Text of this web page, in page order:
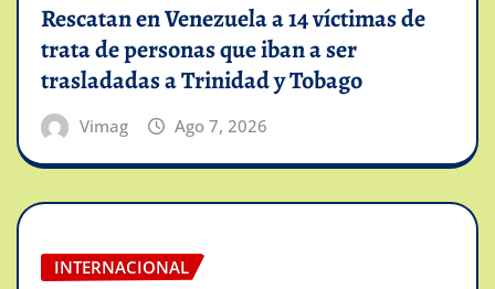
Rescatan en Venezuela a 14 víctimas de
trata de personas que iban a ser
trasladadas a Trinidad y Tobago
Vimag Ago 7, 2026
INTERNACIONAL